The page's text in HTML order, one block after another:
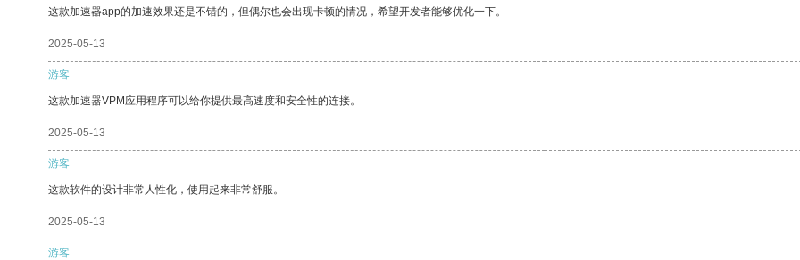
这款加速器app的加速效果还是不错的，但偶尔也会出现卡顿的情况，希望开发者能够优化一下。
2025-05-13
游客
这款加速器VPM应用程序可以给你提供最高速度和安全性的连接。
2025-05-13
游客
这款软件的设计非常人性化，使用起来非常舒服。
2025-05-13
游客